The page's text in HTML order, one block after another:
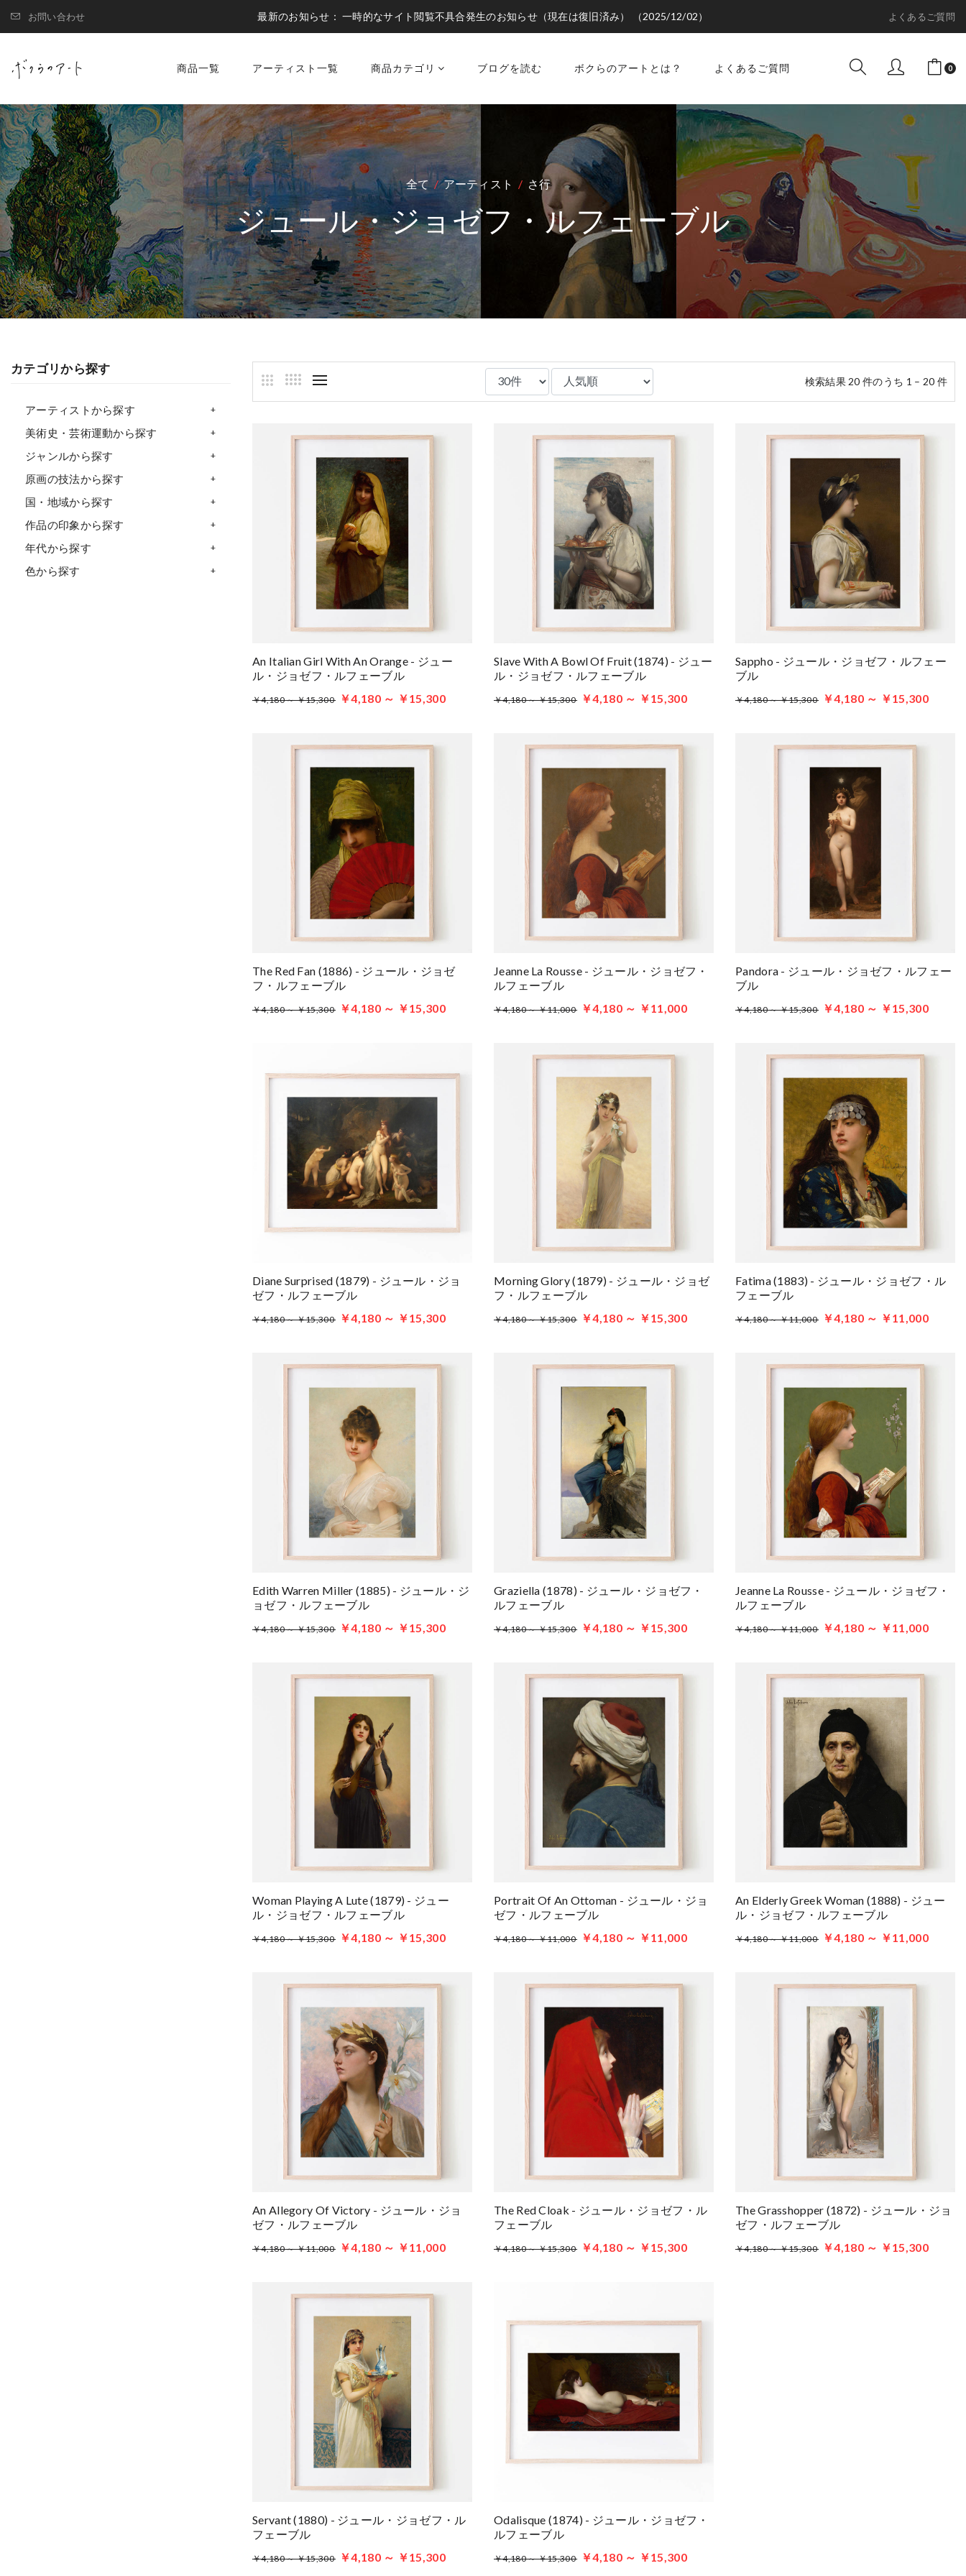
お問い合わせ 最新のお知らせ：一時的なサイト閲覧不具合発生のお知らせ（現在は復旧済み） （2025/12/02） よくあるご質問
商品一覧 アーティスト一覧 商品カテゴリ ブログを読む ボクらのアートとは？ よくあるご質問 0
全て アーティスト さ行
ジュール・ジョゼフ・ルフェーブル
カテゴリから探す
アーティストから探す
美術史・芸術運動から探す
ジャンルから探す
原画の技法から探す
国・地域から探す
作品の印象から探す
年代から探す
色から探す
検索結果 20 件のうち 1 – 20 件
An Italian Girl With An Orange - ジュー
ル・ジョゼフ・ルフェーブル
￥4,180 ～ ￥15,300 ￥4,180 ～ ￥15,300
Slave With A Bowl Of Fruit (1874) - ジュー
ル・ジョゼフ・ルフェーブル
￥4,180 ～ ￥15,300 ￥4,180 ～ ￥15,300
Sappho - ジュール・ジョゼフ・ルフェー
ブル
￥4,180 ～ ￥15,300 ￥4,180 ～ ￥15,300
The Red Fan (1886) - ジュール・ジョゼ
フ・ルフェーブル
￥4,180 ～ ￥15,300 ￥4,180 ～ ￥15,300
Jeanne La Rousse - ジュール・ジョゼフ・
ルフェーブル
￥4,180 ～ ￥11,000 ￥4,180 ～ ￥11,000
Pandora - ジュール・ジョゼフ・ルフェー
ブル
￥4,180 ～ ￥15,300 ￥4,180 ～ ￥15,300
Diane Surprised (1879) - ジュール・ジョ
ゼフ・ルフェーブル
￥4,180 ～ ￥15,300 ￥4,180 ～ ￥15,300
Morning Glory (1879) - ジュール・ジョゼ
フ・ルフェーブル
￥4,180 ～ ￥15,300 ￥4,180 ～ ￥15,300
Fatima (1883) - ジュール・ジョゼフ・ル
フェーブル
￥4,180 ～ ￥11,000 ￥4,180 ～ ￥11,000
Edith Warren Miller (1885) - ジュール・ジ
ョゼフ・ルフェーブル
￥4,180 ～ ￥15,300 ￥4,180 ～ ￥15,300
Graziella (1878) - ジュール・ジョゼフ・
ルフェーブル
￥4,180 ～ ￥15,300 ￥4,180 ～ ￥15,300
Jeanne La Rousse - ジュール・ジョゼフ・
ルフェーブル
￥4,180 ～ ￥11,000 ￥4,180 ～ ￥11,000
Woman Playing A Lute (1879) - ジュー
ル・ジョゼフ・ルフェーブル
￥4,180 ～ ￥15,300 ￥4,180 ～ ￥15,300
Portrait Of An Ottoman - ジュール・ジョ
ゼフ・ルフェーブル
￥4,180 ～ ￥11,000 ￥4,180 ～ ￥11,000
An Elderly Greek Woman (1888) - ジュー
ル・ジョゼフ・ルフェーブル
￥4,180 ～ ￥11,000 ￥4,180 ～ ￥11,000
An Allegory Of Victory - ジュール・ジョ
ゼフ・ルフェーブル
￥4,180 ～ ￥11,000 ￥4,180 ～ ￥11,000
The Red Cloak - ジュール・ジョゼフ・ル
フェーブル
￥4,180 ～ ￥15,300 ￥4,180 ～ ￥15,300
The Grasshopper (1872) - ジュール・ジョ
ゼフ・ルフェーブル
￥4,180 ～ ￥15,300 ￥4,180 ～ ￥15,300
Servant (1880) - ジュール・ジョゼフ・ル
フェーブル
￥4,180 ～ ￥15,300 ￥4,180 ～ ￥15,300
Odalisque (1874) - ジュール・ジョゼフ・
ルフェーブル
￥4,180 ～ ￥15,300 ￥4,180 ～ ￥15,300